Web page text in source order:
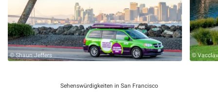
© Shaun Jeffers ©
Sehenswürdigkeiten in San Francisco